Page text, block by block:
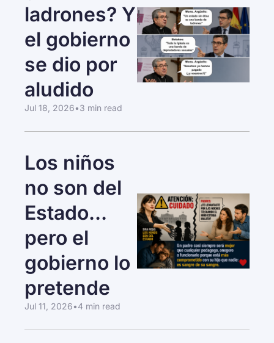
ladrones? Y
el gobierno
se dio por
aludido
Jul 18, 2026•3 min read
Los niños
no son del
Estado...
pero el
gobierno lo
pretende
Jul 11, 2026•4 min read